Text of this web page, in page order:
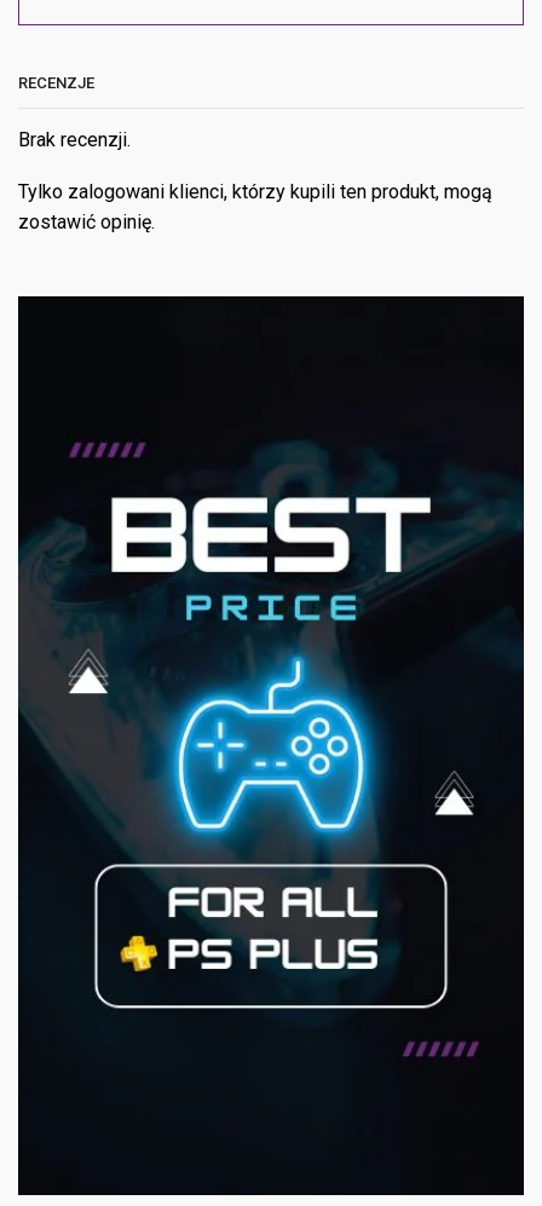
RECENZJE
Brak recenzji.
Tylko zalogowani klienci, którzy kupili ten produkt, mogą
zostawić opinię.